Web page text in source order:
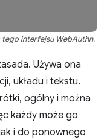
interfejsu WebAuthn.
Używa ona
układu i tekstu.
ogólny i można
każdy może go
i do ponownego